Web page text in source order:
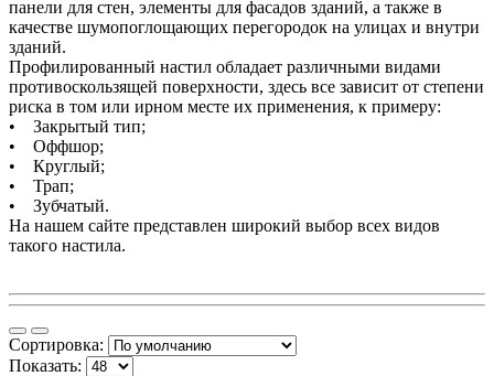
панели для стен, элементы для фасадов зданий, а также в
качестве шумопоглощающих перегородок на улицах и внутри
зданий.
Профилированный настил обладает различными видами
противоскользящей поверхности, здесь все зависит от степени
риска в том или ирном месте их применения, к примеру:
• Закрытый тип;
• Оффшор;
• Круглый;
• Трап;
• Зубчатый.
На нашем сайте представлен широкий выбор всех видов
такого настила.
Сортировка:
Показать: